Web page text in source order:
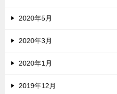
2020年5月
2020年3月
2020年1月
2019年12月